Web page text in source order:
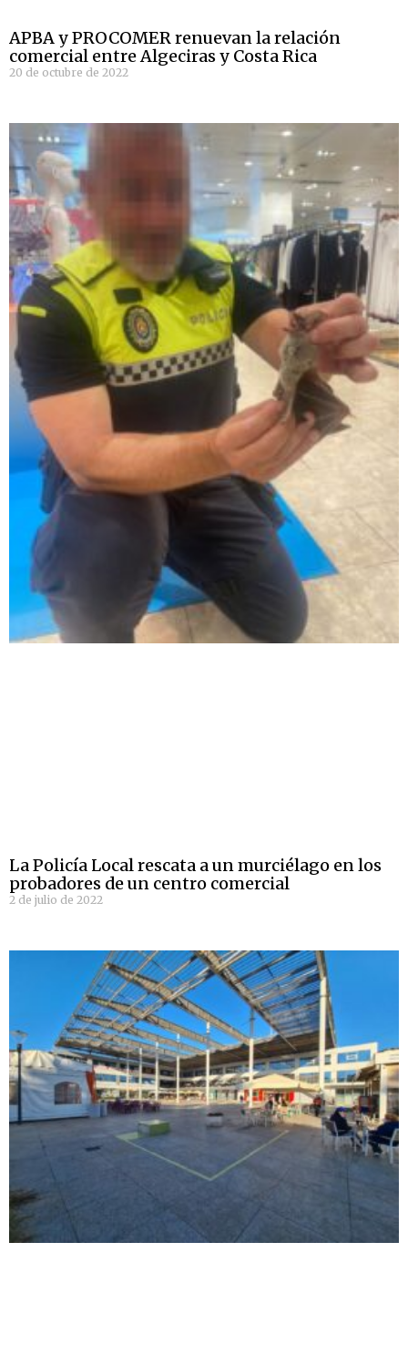
APBA y PROCOMER renuevan la relación
comercial entre Algeciras y Costa Rica
20 de octubre de 2022
La Policía Local rescata a un murciélago en los
probadores de un centro comercial
2 de julio de 2022